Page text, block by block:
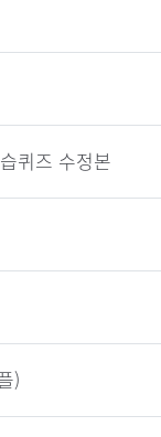
퀴즈 수정본
)